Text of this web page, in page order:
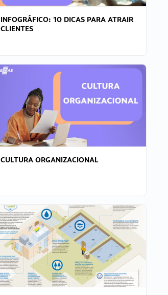
INFOGRÁFICO: 10 DICAS PARA ATRAIR
CLIENTES
CULTURA ORGANIZACIONAL